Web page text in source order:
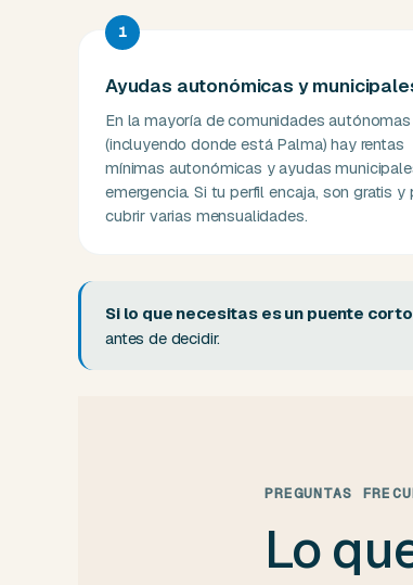
1
Ayudas autonómicas y
En la mayoría de comunidades autónomas
(incluyendo donde está Palma) hay rentas
mínimas autonómicas y ayudas
emergencia. Si tu perfil encaja, son gratis y
cubrir varias mensualidades.
Si lo que necesitas es un puente corto
antes de decidir.
PREGUNTAS
Lo